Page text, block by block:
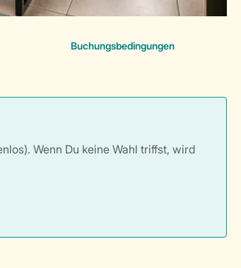
Wenn Du keine Wahl triffst, wird